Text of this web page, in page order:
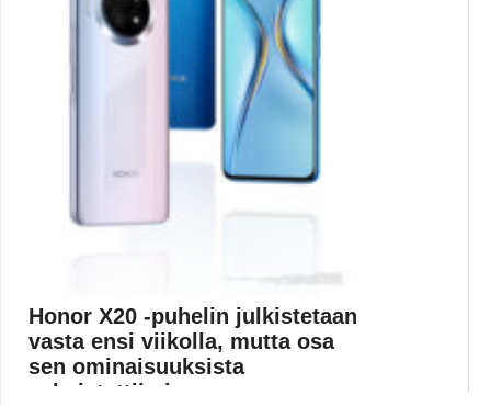
Honor X20 -puhelin julkistetaan
vasta ensi viikolla, mutta osa
sen ominaisuuksista
vahvistettiin jo ...